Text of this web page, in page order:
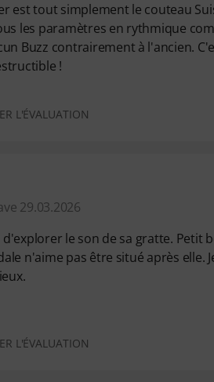
est tout simplement le couteau
les paramètres en rythmique
Buzz contrairement à l'ancien.
!
L'ÉVALUATION
29.03.2026
le son de sa gratte. Petit
n'aime pas être situé après elle.
L'ÉVALUATION